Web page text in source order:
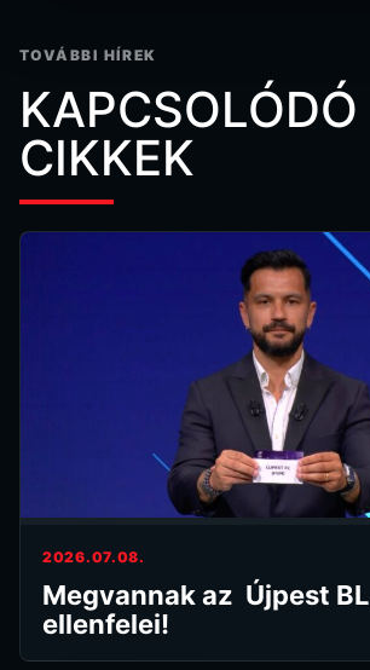
TOVÁBBI HÍREK
KAPCSOLÓDÓ
CIKKEK
2026.07.08.
Megvannak az Újpest BL
ellenfelei!